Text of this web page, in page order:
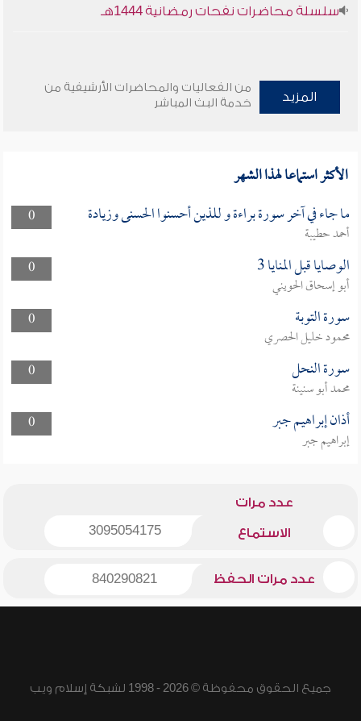
سلسلة محاضرات نفحات رمضانية 1444هـ
المزيد
من الفعاليات والمحاضرات الأرشيفية من
خدمة البث المباشر
الأكثر استماعا لهذا الشهر
0 ما جاء في آخر سورة براءة و للذين أحسنوا الحسنى وزيادة
أحمد حطيبة
0
الوصايا قبل المنايا 3
أبو إسحاق الحويني
0
سورة التوبة
محمود خليل الحصري
0
سورة النحل
محمد أبو سنينة
0
أذان إبراهيم جبر
إبراهيم جبر
عدد مرات
الاستماع 3095054175
عدد مرات الحفظ 840290821
جميع الحقوق محفوظة © 2026 - 1998 لشبكة إسلام ويب